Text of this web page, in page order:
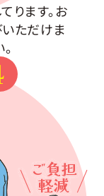
ります。お
ただけま
ご負担
軽減